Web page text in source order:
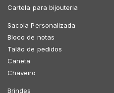
Cartela para bijouteria
Sacola Personalizada
Bloco de notas
Talão de pedidos
Caneta
Chaveiro
Brindes